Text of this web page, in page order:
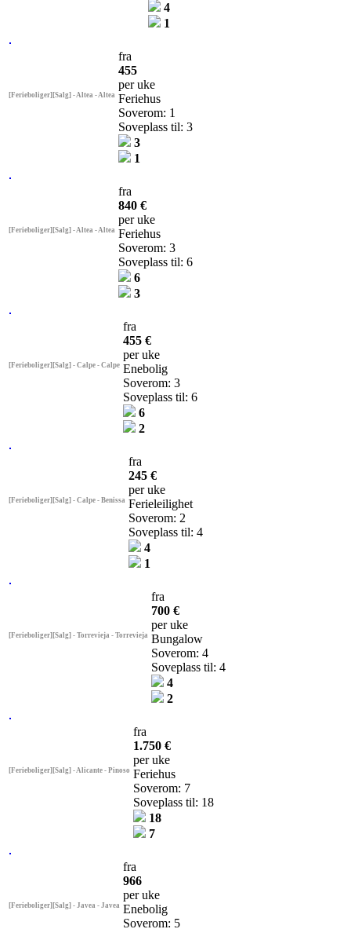
4
1
[Ferieboliger][Salg] - Altea - Altea
fra
455
per uke
Feriehus
Soverom: 1
Soveplass til: 3
3
1
[Ferieboliger][Salg] - Altea - Altea
fra
840 €
per uke
Feriehus
Soverom: 3
Soveplass til: 6
6
3
[Ferieboliger][Salg] - Calpe - Calpe
fra
455 €
per uke
Enebolig
Soverom: 3
Soveplass til: 6
6
2
[Ferieboliger][Salg] - Calpe - Benissa
fra
245 €
per uke
Ferieleilighet
Soverom: 2
Soveplass til: 4
4
1
[Ferieboliger][Salg] - Torrevieja - Torrevieja
fra
700 €
per uke
Bungalow
Soverom: 4
Soveplass til: 4
4
2
[Ferieboliger][Salg] - Alicante - Pinoso
fra
1.750 €
per uke
Feriehus
Soverom: 7
Soveplass til: 18
18
7
[Ferieboliger][Salg] - Javea - Javea
fra
966
per uke
Enebolig
Soverom: 5